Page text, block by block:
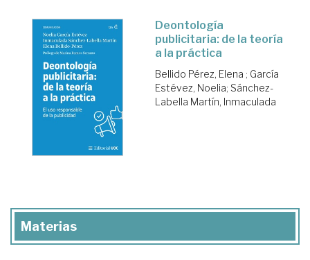
Deontología
publicitaria: de la teoría
a la práctica
Bellido Pérez, Elena ; García
Estévez, Noelia; Sánchez-
Labella Martín, Inmaculada
Materias